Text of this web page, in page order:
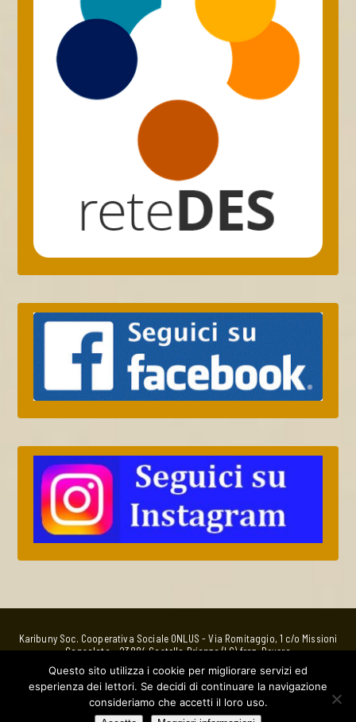
Karibuny Soc. Cooperativa Sociale ONLUS - Via Romitaggio, 1 c/o Missioni
Consolata - 23884 Castello Brianza (LC) fraz. Bevera
Bottega EquoSolidale
via Nino Bixio, 5 - 23880 Casatenovo (LC) - whatsApp 320 4763885 -
Email:bottega@karibuny.it
C.F.e P. IVA: 01941210138 Utilizzabile per la donazione del 5%o IRPEF in
quanto ONLUS.
Questo sito utilizza i cookie per migliorare servizi ed
esperienza dei lettori. Se decidi di continuare la navigazione
consideriamo che accetti il loro uso.